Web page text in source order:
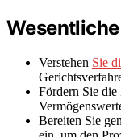
Verstehen Sie
Fördern Sie die
Bereiten Sie